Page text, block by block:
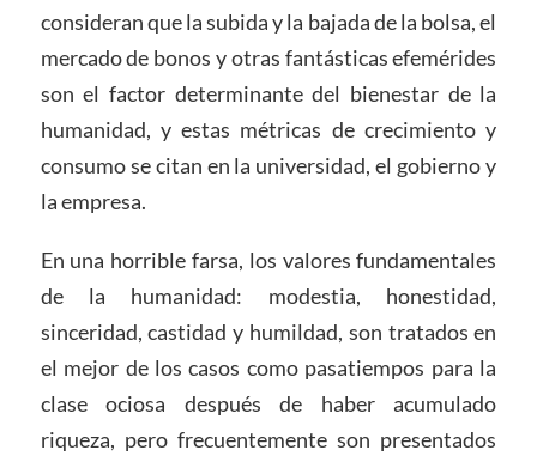
consideran que la subida y la bajada de la bolsa, el
mercado de bonos y otras fantásticas efemérides
son el factor determinante del bienestar de la
humanidad, y estas métricas de crecimiento y
consumo se citan en la universidad, el gobierno y
la empresa.
En una horrible farsa, los valores fundamentales
de la humanidad: modestia, honestidad,
sinceridad, castidad y humildad, son tratados en
el mejor de los casos como pasatiempos para la
clase ociosa después de haber acumulado
riqueza, pero frecuentemente son presentados